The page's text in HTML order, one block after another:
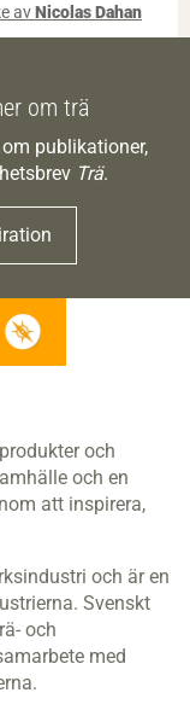
avNicolas Dahan
om trä
publikationer,
Trä.
och
och en
att inspirera,
och är en
Svenskt
och
med